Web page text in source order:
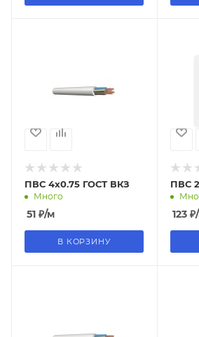
ПВС 4х0.75 ГОСТ ВКЗ
Много
51 ₽/м
В КОРЗИНУ
ПВС
123₽